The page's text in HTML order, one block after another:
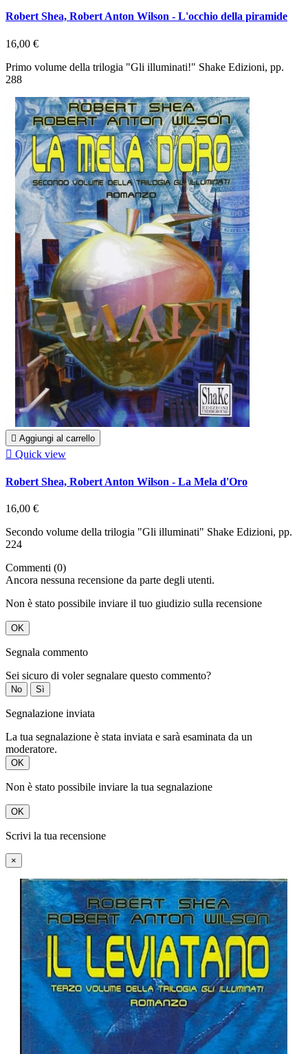
Robert Shea, Robert Anton Wilson - L'occhio della piramide
16,00 €
Primo volume della trilogia "Gli illuminati!" Shake Edizioni, pp.
288
 Aggiungi al carrello
 Quick view
Robert Shea, Robert Anton Wilson - La Mela d'Oro
16,00 €
Secondo volume della trilogia "Gli illuminati" Shake Edizioni, pp.
224
Commenti (0)
Ancora nessuna recensione da parte degli utenti.
Non è stato possibile inviare il tuo giudizio sulla recensione
OK
Segnala commento
Sei sicuro di voler segnalare questo commento?
No Sì
Segnalazione inviata
La tua segnalazione è stata inviata e sarà esaminata da un
moderatore.
OK
Non è stato possibile inviare la tua segnalazione
OK
Scrivi la tua recensione
×